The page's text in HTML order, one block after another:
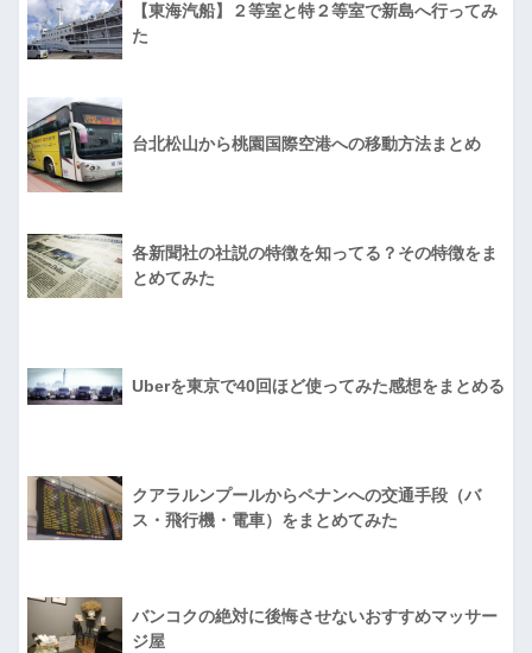
【東海汽船】２等室と特２等室で新島へ行ってみ
た
台北松山から桃園国際空港への移動方法まとめ
各新聞社の社説の特徴を知ってる？その特徴をま
とめてみた
Uberを東京で40回ほど使ってみた感想をまとめる
クアラルンプールからペナンへの交通手段（バ
ス・飛行機・電車）をまとめてみた
バンコクの絶対に後悔させないおすすめマッサー
ジ屋